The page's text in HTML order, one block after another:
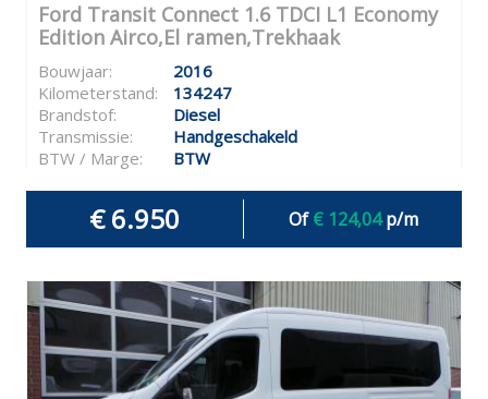
Ford Transit Connect 1.6 TDCI L1 Economy
Edition Airco,El ramen,Trekhaak
Bouwjaar:
2016
Kilometerstand:
134247
Brandstof:
Diesel
Transmissie:
Handgeschakeld
BTW / Marge:
BTW
€ 6.950 Of€ 124,04p/m